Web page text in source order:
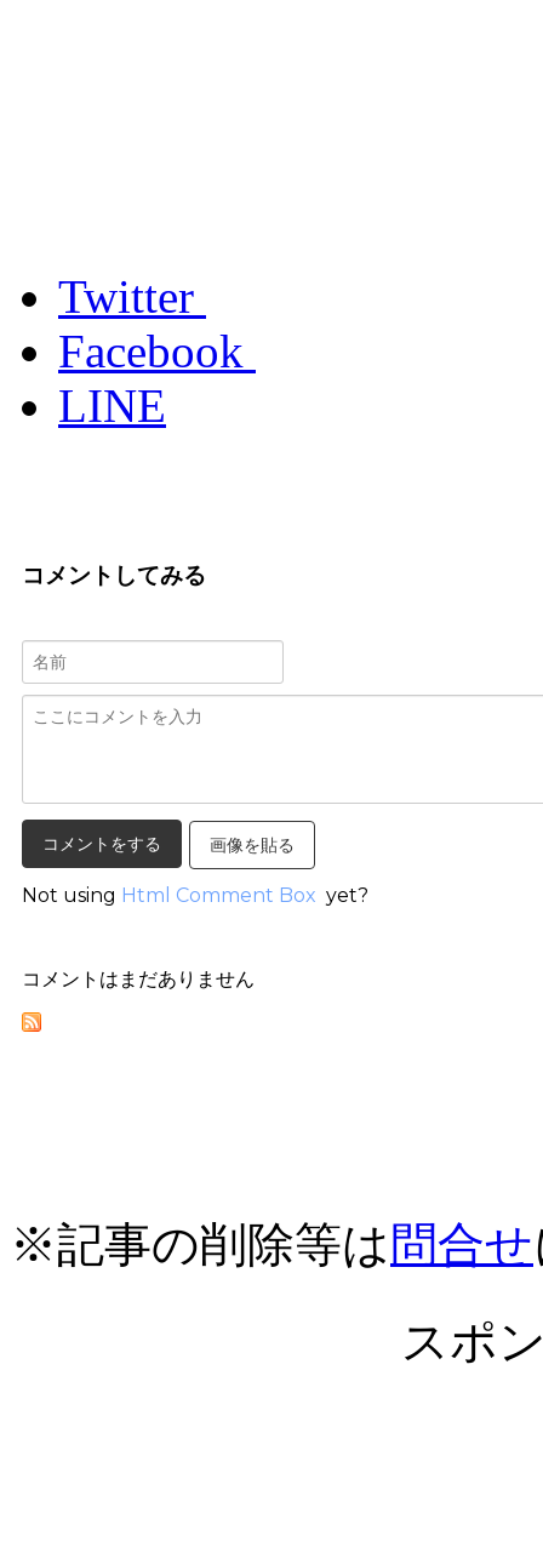
Twitter
Facebook
LINE
コメントしてみる
画像を貼る
Not using Html Comment Box yet?
コメントはまだありません
※記事の削除等は 問合せ
スポ